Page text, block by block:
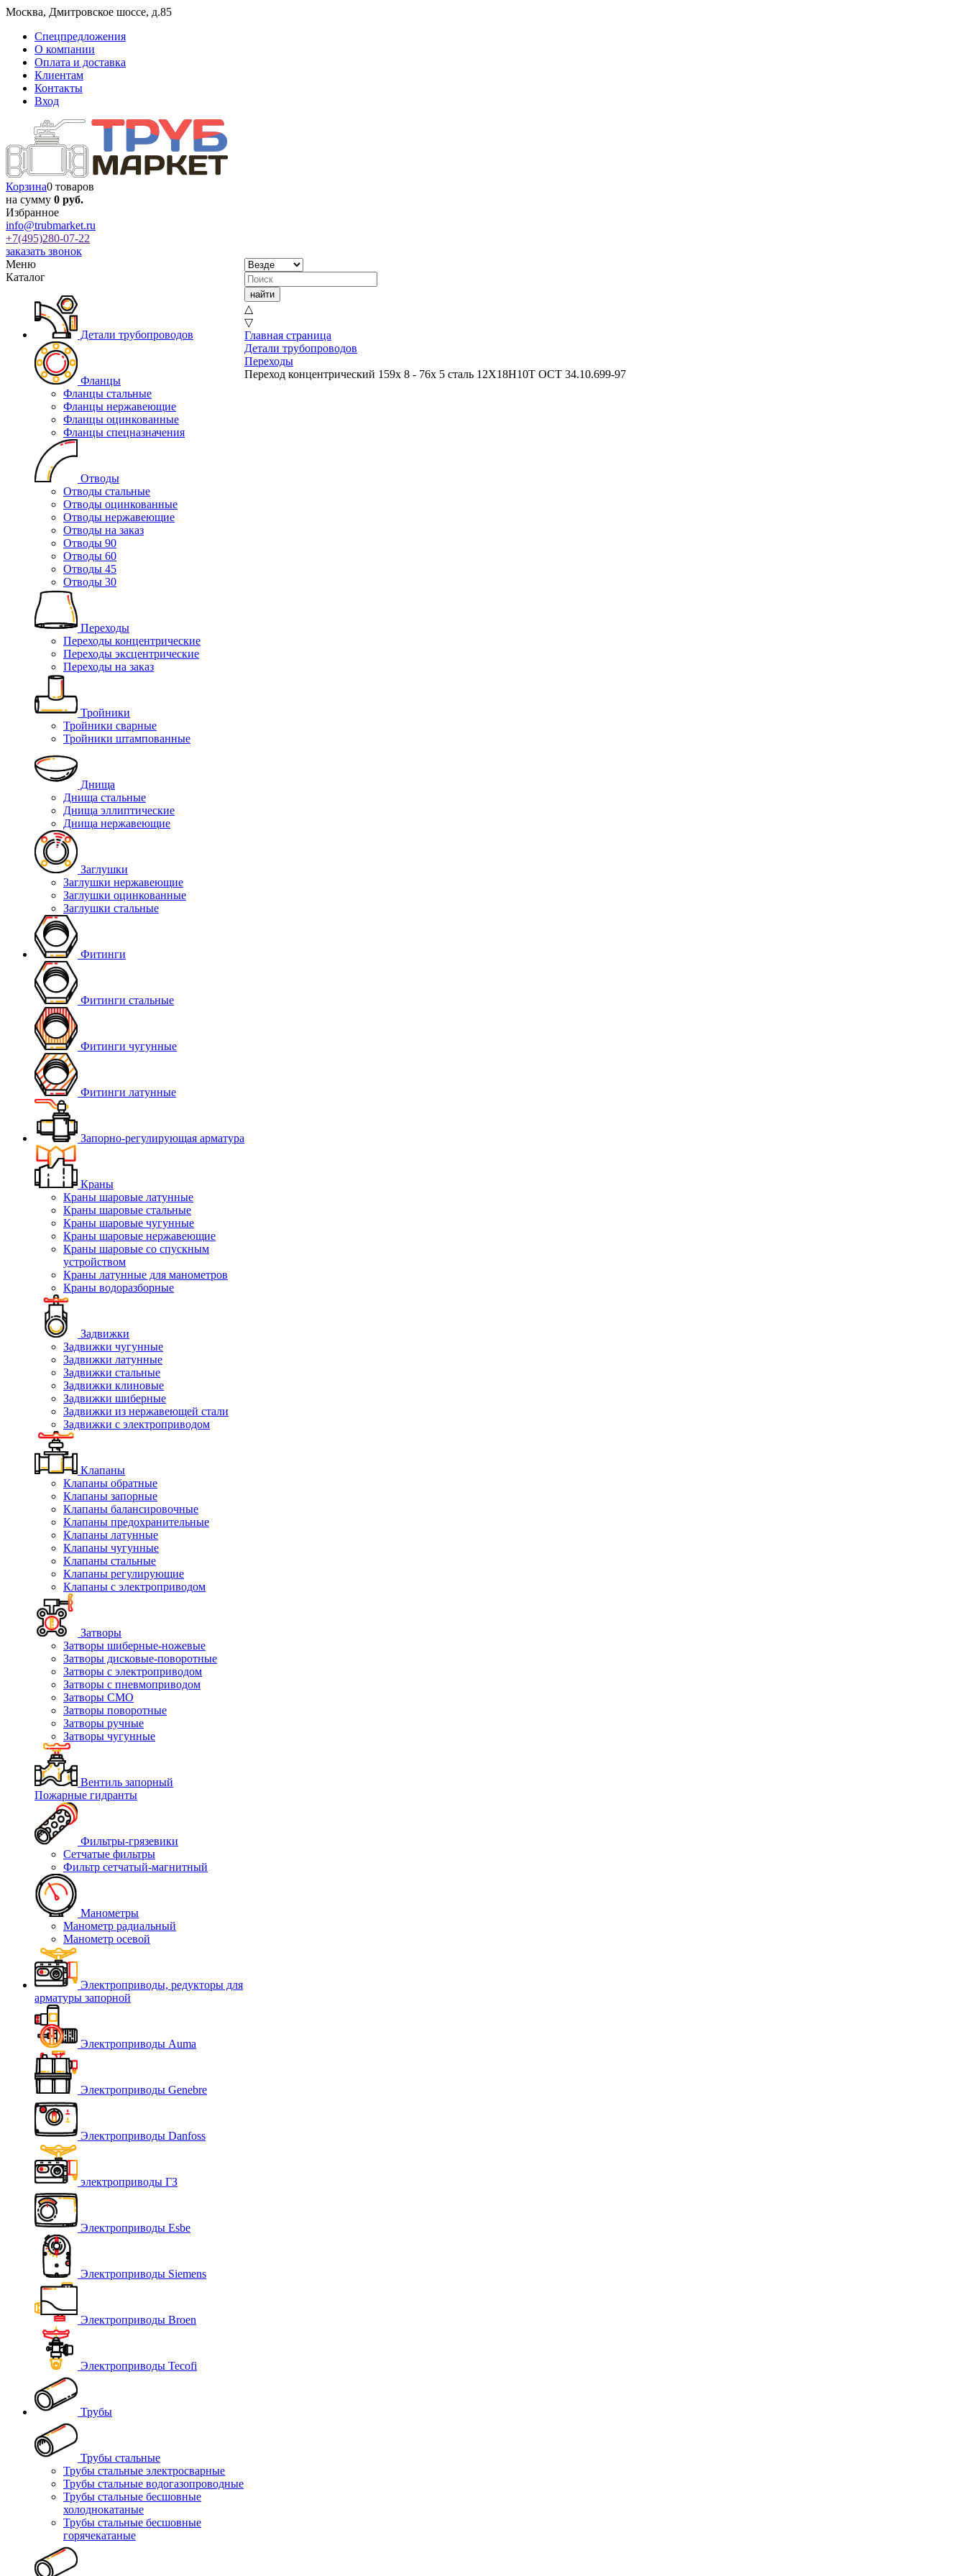
Москва, Дмитровское шоссе, д.85
Спецпредложения
О компании
Оплата и доставка
Клиентам
Контакты
Вход
Корзина0 товаров
на сумму 0 руб.
Избранное
info@trubmarket.ru
+7(495)280-07-22
заказать звонок
Меню
Каталог
Детали трубопроводов
Фланцы
Фланцы стальные
Фланцы нержавеющие
Фланцы оцинкованные
Фланцы спецназначения
Отводы
Отводы стальные
Отводы оцинкованные
Отводы нержавеющие
Отводы на заказ
Отводы 90
Отводы 60
Отводы 45
Отводы 30
Переходы
Переходы концентрические
Переходы эксцентрические
Переходы на заказ
Тройники
Тройники сварные
Тройники штампованные
Днища
Днища стальные
Днища эллиптические
Днища нержавеющие
Заглушки
Заглушки нержавеющие
Заглушки оцинкованные
Заглушки стальные
Фитинги
Фитинги стальные
Фитинги чугунные
Фитинги латунные
Запорно-регулирующая арматура
Краны
Краны шаровые латунные
Краны шаровые стальные
Краны шаровые чугунные
Краны шаровые нержавеющие
Краны шаровые со спускным
устройством
Краны латунные для манометров
Краны водоразборные
Задвижки
Задвижки чугунные
Задвижки латунные
Задвижки стальные
Задвижки клиновые
Задвижки шиберные
Задвижки из нержавеющей стали
Задвижки с электроприводом
Клапаны
Клапаны обратные
Клапаны запорные
Клапаны балансировочные
Клапаны предохранительные
Клапаны латунные
Клапаны чугунные
Клапаны стальные
Клапаны регулирующие
Клапаны с электроприводом
Затворы
Затворы шиберные-ножевые
Затворы дисковые-поворотные
Затворы с электроприводом
Затворы с пневмоприводом
Затворы СМО
Затворы поворотные
Затворы ручные
Затворы чугунные
Вентиль запорный
Пожарные гидранты
Фильтры-грязевики
Сетчатые фильтры
Фильтр сетчатый-магнитный
Манометры
Манометр радиальный
Манометр осевой
Электроприводы, редукторы для
арматуры запорной
Электроприводы Auma
Электроприводы Genebre
Электроприводы Danfoss
электроприводы ГЗ
Электроприводы Esbe
Электроприводы Siemens
Электроприводы Broen
Электроприводы Tecofi
Трубы
Трубы стальные
Трубы стальные электросварные
Трубы стальные водогазопроводные
Трубы стальные бесшовные
холоднокатаные
Трубы стальные бесшовные
горячекатаные
△
▽
Главная страница
Детали трубопроводов
Переходы
Переход концентрический 159х 8 - 76х 5 сталь 12Х18Н10Т ОСТ 34.10.699-97